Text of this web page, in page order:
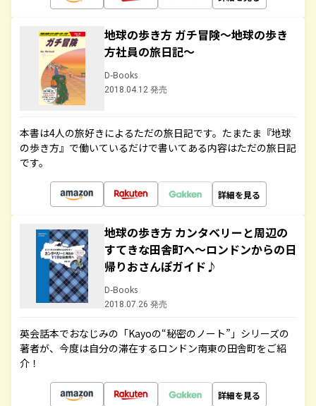
地球の歩き方 ガチ冒険～地球の歩き
方社員の旅日記～
D-Books
2018.04.12 発売
本書は4人の旅好きによるただの旅日記です。たまたま『地球
の歩き方』で働いているだけで書いてある内容はただの旅日記
です。
詳細を見る
地球の歩き方 カンタベリーと周辺の
すてきな田舎町へ～ロンドンからの日
帰りおさんぽガイド♪
D-Books
2018.07.26 発売
英会話本でおなじみの「Kayoの“秘密のノート”」シリーズの
著者が、今度は自分の滞在するロンドン南東の田舎町をご紹
介！
詳細を見る